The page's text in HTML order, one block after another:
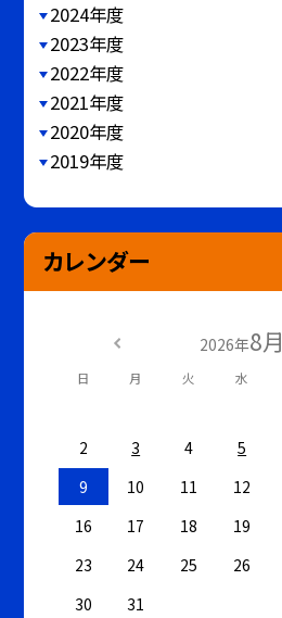
2024年度
2023年度
2022年度
2021年度
2020年度
2019年度
カレンダー
2026年8月
日 月 火 水
2
3 4 5
9
10 11 12
16
17 18 19
23
24 25 26
30
31